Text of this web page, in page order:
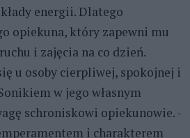
energii. Dlatego
opiekuna, który zapewni mu
i zajęcia na co dzień.
u osoby cierpliwej, spokojnej i
w jego własnym
schroniskowi opiekunowie. -
i charakterem